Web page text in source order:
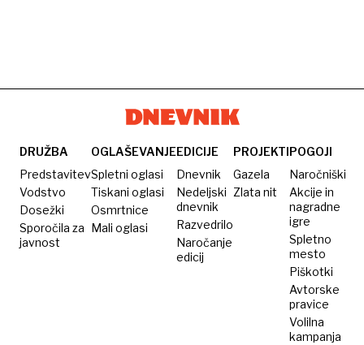
DRUŽBA
Predstavitev
Vodstvo
Dosežki
Sporočila za
javnost
OGLAŠEVANJE
Spletni oglasi
Tiskani oglasi
Osmrtnice
Mali oglasi
EDICIJE
Dnevnik
Nedeljski
dnevnik
Razvedrilo
Naročanje
edicij
PROJEKTI
Gazela
Zlata nit
POGOJI
Naročniški
Akcije in
nagradne
igre
Spletno
mesto
Piškotki
Avtorske
pravice
Volilna
kampanja